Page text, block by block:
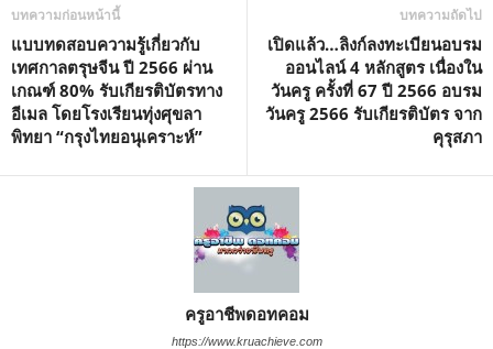
บทความก่อนหน้านี้
แบบทดสอบความรู้เกี่ยวกับ
เทศกาลตรุษจีน ปี 2566 ผ่าน
เกณฑ์ 80% รับเกียรติบัตรทาง
อีเมล โดยโรงเรียนทุ่งศุขลา
พิทยา “กรุงไทยอนุเคราะห์”
บทความถัดไป
เปิดแล้ว…ลิงก์ลงทะเบียนอบรม
ออนไลน์ 4 หลักสูตร เนื่องใน
วันครู ครั้งที่ 67 ปี 2566 อบรม
วันครู 2566 รับเกียรติบัตร จาก
คุรุสภา
ครูอาชีพดอทคอม
https://www.kruachieve.com